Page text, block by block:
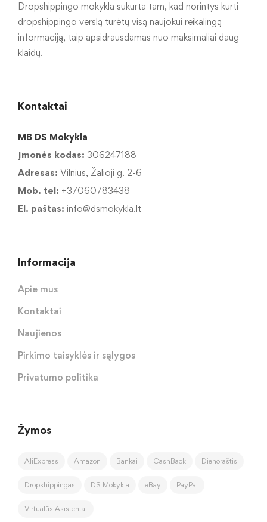
Dropshippingo mokykla sukurta tam, kad norintys kurti
dropshippingo verslą turėtų visą naujokui reikalingą
informaciją, taip apsidrausdamas nuo maksimaliai daug
klaidų.
Kontaktai
MB DS Mokykla
Įmonės kodas: 306247188
Adresas: Vilnius, Žalioji g. 2-6
Mob. tel: +37060783438
El. paštas: info@dsmokykla.lt
Informacija
Apie mus
Kontaktai
Naujienos
Pirkimo taisyklės ir sąlygos
Privatumo politika
Žymos
AliExpress Amazon Bankai CashBack Dienoraštis
Dropshippingas DS Mokykla eBay PayPal
Virtualūs Asistentai